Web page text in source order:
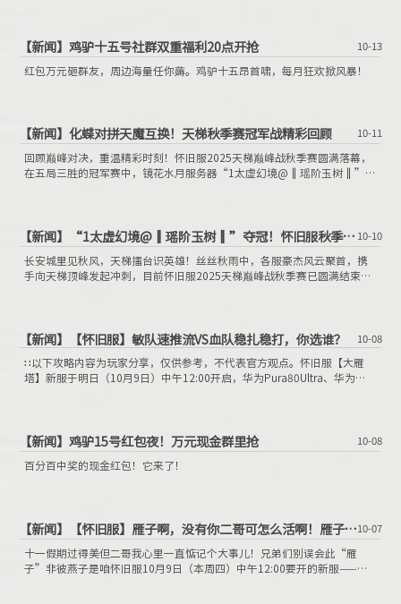
【新闻】 鸡驴十五号社群双重福利20点开抢 10-13
红包万元砸群友，周边海量任你薅。鸡驴十五昂首啸，每月狂欢掀风暴！
【新闻】 化蝶对拼天魔互换！天梯秋季赛冠军战精彩回顾 10-11
回顾巅峰对决，重温精彩时刻！怀旧服2025天梯巅峰战秋季赛圆满落幕，
在五局三胜的冠军赛中，镜花水月服务器“1太虚幻境@‖瑶阶玉树‖”率
【新闻】 “1太虚幻境@‖瑶阶玉树‖”夺冠！怀旧服秋季赛冠军出炉 10-10
长安城里见秋风，天梯擂台识英雄！丝丝秋雨中，各服豪杰风云聚首，携
手向天梯顶峰发起冲刺，目前怀旧服2025天梯巅峰战秋季赛已圆满结束，
【新闻】 【怀旧服】敏队速推流VS血队稳扎稳打，你选谁？ 10-08
∷以下攻略内容为玩家分享，仅供参考，不代表官方观点。怀旧服【大雁
塔】新服于明日（10月9日）中午12:00开启，华为Pura80Ultra、华为
【新闻】 鸡驴15号红包夜！万元现金群里抢 10-08
百分百中奖的现金红包！它来了！
【新闻】 【怀旧服】雁子啊，没有你二哥可怎么活啊！雁子，你带我走吧雁子！10-07
十一假期过得美但二哥我心里一直惦记个大事儿！兄弟们别误会此“雁
子”非彼燕子是咱怀旧服10月9日（本周四）中午12:00要开的新服——